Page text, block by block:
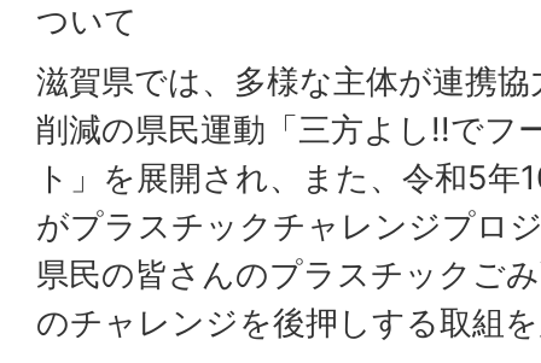
ついて
滋賀県では、多様な主体が連携
削減の県民運動「三方よし!!でフ
ト」を展開され、また、令和5年
がプラスチックチャレンジプロ
県民の皆さんのプラスチックご
のチャレンジを後押しする取組